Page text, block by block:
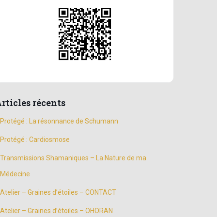
récents
Protégé : La résonnance de Schumann
Protégé : Cardiosmose
Transmissions Shamaniques – La Nature de ma
Médecine
Atelier – Graines d’étoiles – CONTACT
Atelier – Graines d’étoiles – OHORAN